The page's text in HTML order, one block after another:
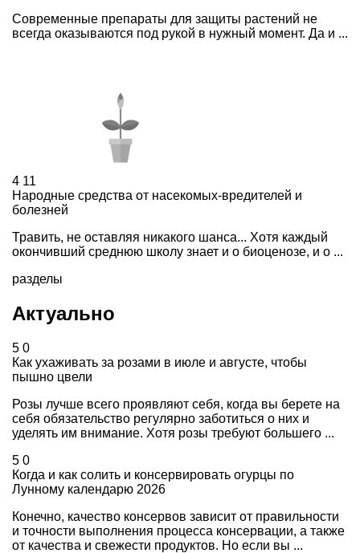
Современные препараты для защиты растений не
всегда оказываются под рукой в нужный момент. Да и ...
4 11
Народные средства от насекомых-вредителей и
болезней
Травить, не оставляя никакого шанса... Хотя каждый
окончивший среднюю школу знает и о биоценозе, и о ...
разделы
Актуально
5 0
Как ухаживать за розами в июле и августе, чтобы
пышно цвели
Розы лучше всего проявляют себя, когда вы берете на
себя обязательство регулярно заботиться о них и
уделять им внимание. Хотя розы требуют большего ...
5 0
Когда и как солить и консервировать огурцы по
Лунному календарю 2026
Конечно, качество консервов зависит от правильности
и точности выполнения процесса консервации, а также
от качества и свежести продуктов. Но если вы ...